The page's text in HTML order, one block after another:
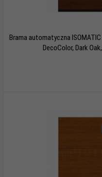
Brama automatyczna
DecoColor, Dark